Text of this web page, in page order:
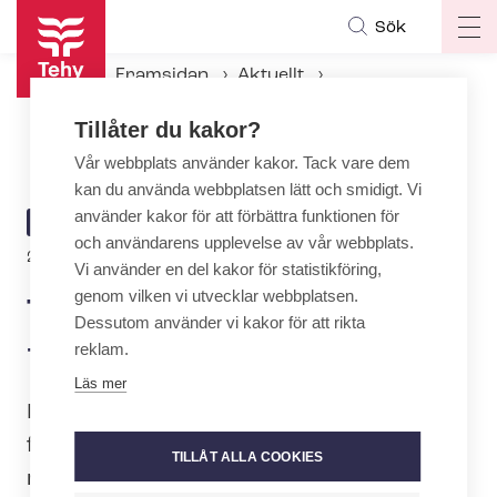
Hoppa
huvudinnehåll
Sök
Framsidan
Aktuellt
ARTICLE
CATEGORY
AKTUELLT
2.12.2024 | 9:37
Tehys medlemsavgifter 2025
– vad behöver du veta?
I slutet av november beslutade Tehys
fullmäktige om grunderna för
medlemsavgifterna 2025.
Tillåter du kakor?
Vår webbplats använder kakor. Tack vare dem
kan du använda webbplatsen lätt och smidigt. Vi
använder kakor för att förbättra funktionen för
och användarens upplevelse av vår webbplats.
Vi använder en del kakor för statistikföring,
genom vilken vi utvecklar webbplatsen.
Dessutom använder vi kakor för att rikta
reklam.
Läs mer
TILLÅT ALLA COOKIES